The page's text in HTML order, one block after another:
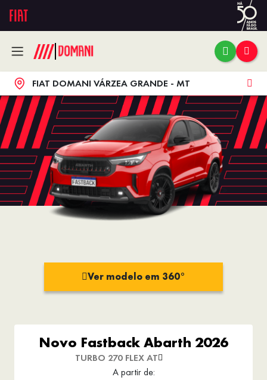
FIAT DOMANI VÁRZEA GRANDE - MT
Ver modelo em 360°
Novo Fastback Abarth 2026
TURBO 270 FLEX AT
A partir de: